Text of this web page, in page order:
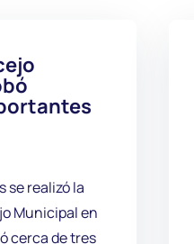
se realizó la
Municipal en
cerca de tres